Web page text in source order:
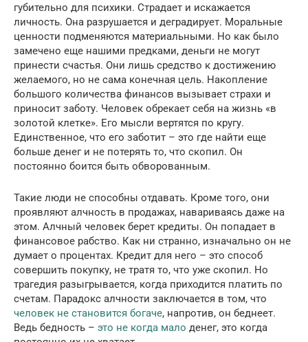
губительно для психики. Страдает и искажается
личность. Она разрушается и деградирует. Моральные
ценности подменяются материальными. Но как было
замечено еще нашими предками, деньги не могут
принести счастья. Они лишь средство к достижению
желаемого, но не сама конечная цель. Накопление
большого количества финансов вызывает страхи и
приносит заботу. Человек обрекает себя на жизнь «в
золотой клетке». Его мысли вертятся по кругу.
Единственное, что его заботит – это где найти еще
больше денег и не потерять то, что скопил. Он
постоянно боится быть обворованным.
Такие люди не способны отдавать. Кроме того, они
проявляют алчность в продажах, навариваясь даже на
этом. Алчный человек берет кредиты. Он попадает в
финансовое рабство. Как ни странно, изначально он не
думает о процентах. Кредит для него – это способ
совершить покупку, не тратя то, что уже скопил. Но
трагедия разыгрывается, когда приходится платить по
счетам. Парадокс алчности заключается в том, что
человек не становится богаче, напротив, он беднеет.
Ведь бедность – это не когда мало денег, это когда